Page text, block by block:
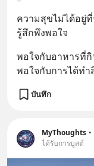
ความสุขไม่ได้อยู่
รู้สึกพึงพอใจ
พอใจกับอาหารที่
พอใจกับการได้ท
บันทึก
MyThoughts •
ได้รับการบูสต์